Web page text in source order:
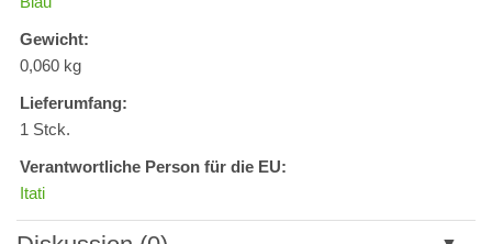
Gewicht:
0,060 kg
Lieferumfang:
1 Stck.
Verantwortliche Person für die EU:
Itati